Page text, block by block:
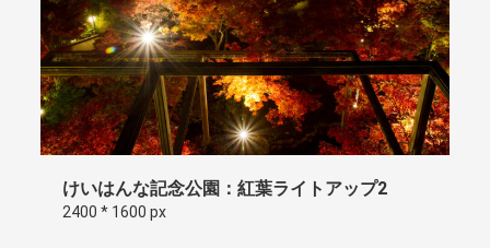
けいはんな記念公園：紅葉ライトアップ2
2400 * 1600 px